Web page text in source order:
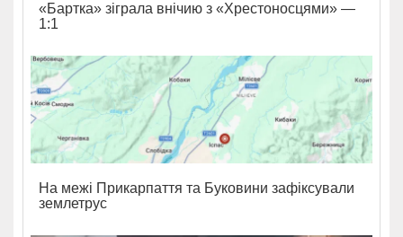
«Бартка» зіграла внічию з «Хрестоносцями» —
1:1
На межі Прикарпаття та Буковини зафіксували
землетрус